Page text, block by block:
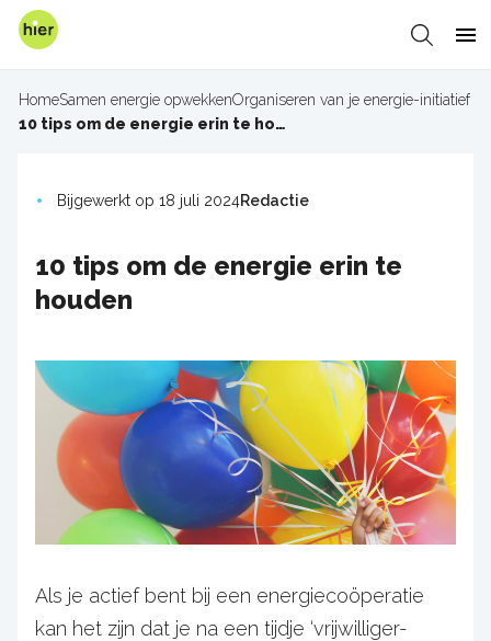
Overslaan
Zoeken
Kruimelpad
HomeSamen energie opwekkenOrganiseren van je energie-initiatief
10 tips om de energie erin te houden
Bijgewerkt op 18 juli 2024Redactie
10 tips om de energie erin te
houden
Als je actief bent bij een energiecoöperatie
kan het zijn dat je na een tijdje ‘vrijwilliger-